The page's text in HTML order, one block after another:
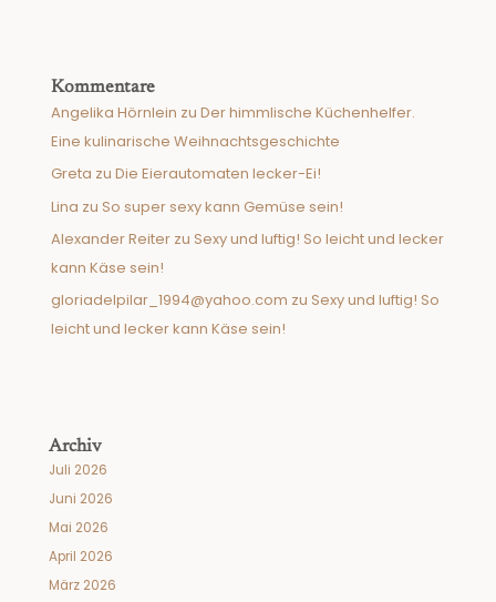
Kommentare
Angelika Hörnlein zu Der himmlische Küchenhelfer.
Eine kulinarische Weihnachtsgeschichte
Greta zu Die Eierautomaten lecker-Ei!
Lina zu So super sexy kann Gemüse sein!
Alexander Reiter zu Sexy und luftig! So leicht und lecker
kann Käse sein!
gloriadelpilar_1994@yahoo.com zu Sexy und luftig! So
leicht und lecker kann Käse sein!
Archiv
Juli 2026
Juni 2026
Mai 2026
April 2026
März 2026